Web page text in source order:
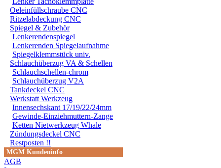
Oeleinfüllschraube CNC
Ritzelabdeckung CNC
Spiegel & Zubehör
Lenkerendenspiegel
Lenkerenden Spiegelaufnahme
Spiegelklemmstück univ.
Schlauchüberzug VA & Schellen
Schlauchschellen-chrom
Schlauchüberzug V2A
Tankdeckel CNC
Werkstatt Werkzeug
Innensechskant 17/19/22/24mm
Gewinde-Einziehmuttern-Zange
Ketten Nietwerkzeug Whale
Zündungsdeckel CNC
Restposten !!
MGM Kundeninfo
AGB